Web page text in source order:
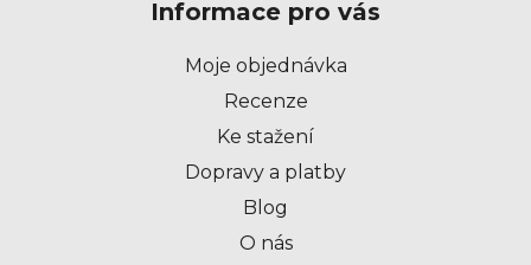
Informace pro vás
Moje objednávka
Recenze
Ke stažení
Dopravy a platby
Blog
O nás